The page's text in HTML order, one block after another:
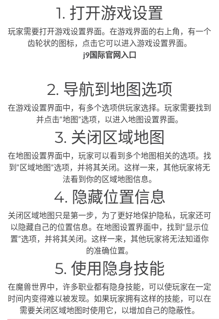
1. 打开游戏设置
玩家需要打开游戏设置界面。在游戏界面的右上角，有一个
齿轮状的图标，点击它可以进入游戏设置界面。
j9国际官网入口
2. 导航到地图选项
在游戏设置界面中，有多个选项供玩家选择。玩家需要找到
并点击“地图”选项，以进入地图设置界面。
3. 关闭区域地图
在地图设置界面中，玩家可以看到多个地图相关的选项。找
到“区域地图”选项，并将其关闭。这样一来，其他玩家将无
法看到你的区域地图信息。
4. 隐藏位置信息
关闭区域地图只是第一步，为了更好地保护隐私，玩家还可
以隐藏自己的位置信息。在地图设置界面中，找到“显示位
置”选项，并将其关闭。这样一来，其他玩家将无法知道你
的准确位置。
5. 使用隐身技能
在魔兽世界中，许多职业都有隐身技能，可以使玩家在一定
时间内变得难以被发现。如果玩家拥有这样的技能，可以在
需要关闭区域地图时使用它，以增加自己的隐蔽性。